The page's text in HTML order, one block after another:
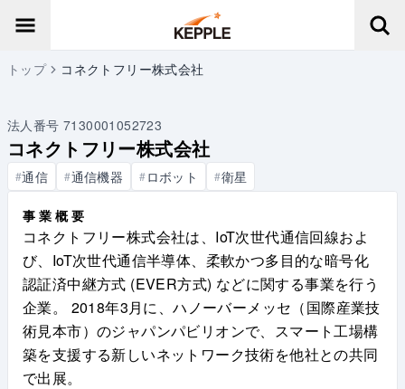
トップ コネクトフリー株式会社
法人番号 7130001052723
コネクトフリー株式会社
#通信 #通信機器 #ロボット #衛星
事業概要
コネクトフリー株式会社は、IoT次世代通信回線およ
び、IoT次世代通信半導体、柔軟かつ多目的な暗号化
認証済中継方式 (EVER方式) などに関する事業を行う
企業。 2018年3月に、ハノーバーメッセ（国際産業技
術見本市）のジャパンパビリオンで、スマート工場構
築を支援する新しいネットワーク技術を他社との共同
で出展。